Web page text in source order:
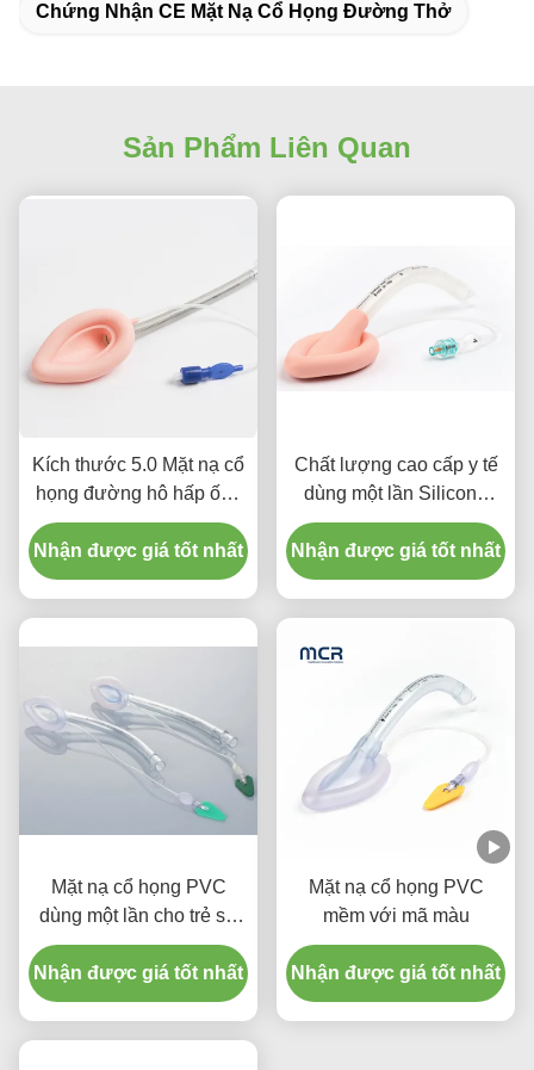
Chứng Nhận CE Mặt Nạ Cổ Họng Đường Thở
Sản Phẩm Liên Quan
Kích thước 5.0 Mặt nạ cổ
họng đường hô hấp ống
cổ họng đường hô hấp
silicone cho người lớn
Nhận được giá tốt nhất
Chất lượng cao cấp y tế
dùng một lần Silicone
nén cổ họng ống dẫn
LMA ống
Nhận được giá tốt nhất
Mặt nạ cổ họng PVC
dùng một lần cho trẻ sơ
sinh và trẻ em
Nhận được giá tốt nhất
Mặt nạ cổ họng PVC
mềm với mã màu
Nhận được giá tốt nhất